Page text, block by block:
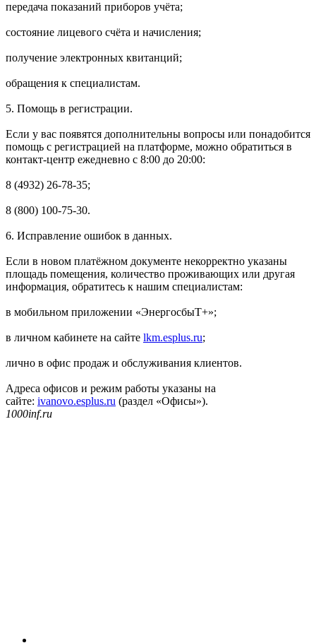
передача показаний приборов учёта;
состояние лицевого счёта и начисления;
получение электронных квитанций;
обращения к специалистам.
5. Помощь в регистрации.
Если у вас появятся дополнительны вопросы или понадобится
помощь с регистрацией на платформе, можно обратиться в
контакт-центр ежедневно с 8:00 до 20:00:
8 (4932) 26-78-35;
8 (800) 100-75-30.
6. Исправление ошибок в данных.
Если в новом платёжном документе некорректно указаны
площадь помещения, количество проживающих или другая
информация, обратитесь к нашим специалистам:
в мобильном приложении «ЭнергосбыТ+»;
в личном кабинете на сайте lkm.esplus.ru;
лично в офис продаж и обслуживания клиентов.
Адреса офисов и режим работы указаны на
сайте: ivanovo.esplus.ru (раздел «Офисы»).
1000inf.ru